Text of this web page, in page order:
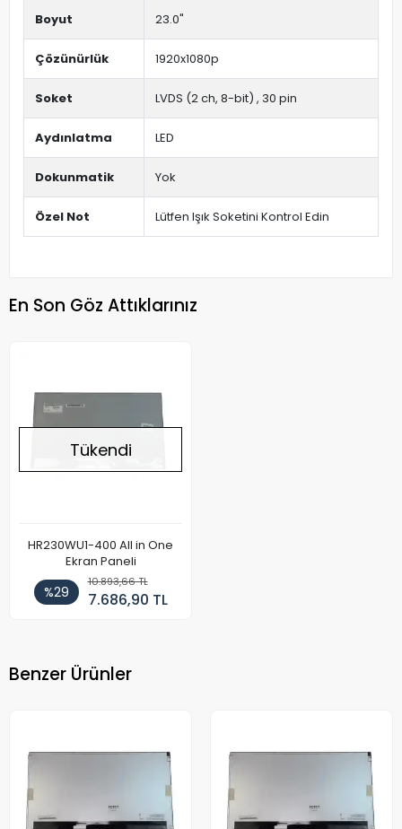
Boyut 23.0"
Çözünürlük 1920x1080p
Soket LVDS (2 ch, 8-bit) , 30 pin
Aydınlatma LED
Dokunmatik Yok
Özel Not Lütfen Işık Soketini Kontrol Edin
En Son Göz Attıklarınız
Tükendi
HR230WU1-400 All in One
Ekran Paneli
%29
10.893,66 TL
7.686,90 TL
Benzer Ürünler